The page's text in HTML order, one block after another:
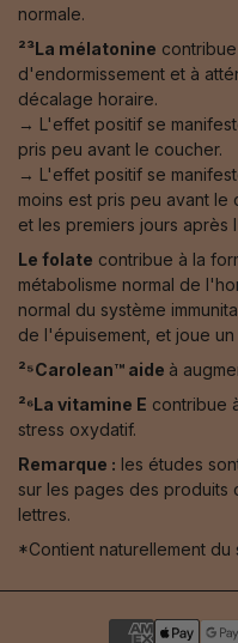
normale.
²³La mélatonine
d'endormissement et à
décalage horaire.
→ L'effet positif se
pris peu avant le coucher.
→ L'effet positif se
moins est pris peu avant
et les premiers jours après
Le folate contribue à la
métabolisme normal de
normal du système
de l'épuisement, et joue
²⁵Carolean™️ aide à
²⁶La vitamine E contribue
stress oxydatif.
Remarque : les études
sur les pages des
lettres.
*Contient naturellement du